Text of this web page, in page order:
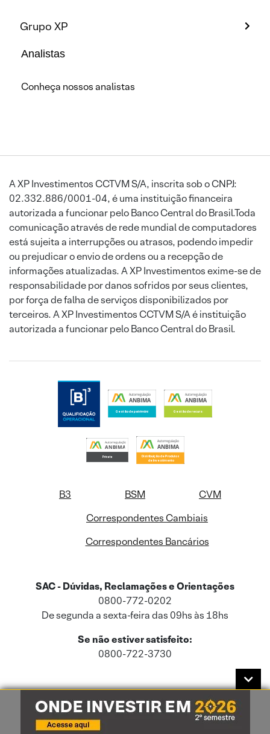
Grupo XP
Analistas
Conheça nossos analistas
A XP Investimentos CCTVM S/A, inscrita sob o CNPJ:
02.332.886/0001-04, é uma instituição financeira
autorizada a funcionar pelo Banco Central do Brasil.Toda
comunicação através de rede mundial de computadores
está sujeita a interrupções ou atrasos, podendo impedir
ou prejudicar o envio de ordens ou a recepção de
informações atualizadas. A XP Investimentos exime-se de
responsabilidade por danos sofridos por seus clientes,
por força de falha de serviços disponibilizados por
terceiros. A XP Investimentos CCTVM S/A é instituição
autorizada a funcionar pelo Banco Central do Brasil.
B3 BSM
CVM
Correspondentes Cambiais
Correspondentes Bancários
SAC - Dúvidas, Reclamações e Orientações
0800-772-0202
De segunda a sexta-feira das 09hs às 18hs
Se não estiver satisfeito:
0800-722-3730
Este site usa cookies e dados pessoais de acordo com a nossaPolítica de
Cookies
e a nossaPolítica de Privacidade.